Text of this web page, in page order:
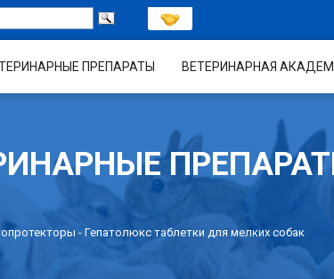
ПРЕПАРАТЫ ВЕТЕРИНАРНАЯ
- Гепатолюкс таблетки для мелких собак